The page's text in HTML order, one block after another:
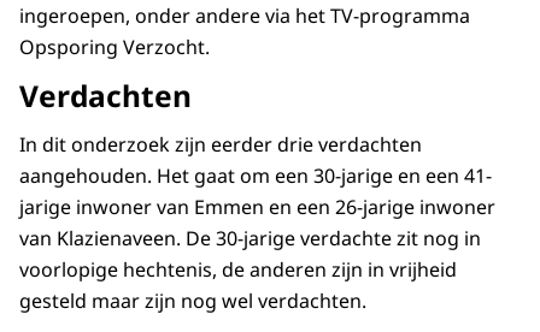
ingeroepen, onder andere via het TV-programma
Opsporing Verzocht.
Verdachten
In dit onderzoek zijn eerder drie verdachten
aangehouden. Het gaat om een 30-jarige en een 41-
jarige inwoner van Emmen en een 26-jarige inwoner
van Klazienaveen. De 30-jarige verdachte zit nog in
voorlopige hechtenis, de anderen zijn in vrijheid
gesteld maar zijn nog wel verdachten.